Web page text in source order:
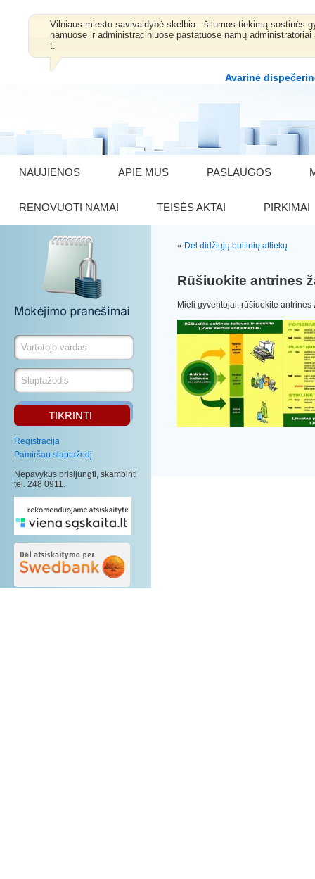
Vilniaus miesto savivaldybė skelbia - šilumos tiekimą sostinės
namuose ir administraciniuose pastatuose namų
t.
Avarinė
NAUJIENOS APIE MUS PASLAUGOS
RENOVUOTI NAMAI TEISĖS AKTAI PIRKIMAI
Registracija
Pamiršau slaptažodį
Nepavykus prisijungti, skambinti
tel. 248 0911.
« Dėl didžiųjų buitinių atliekų
Rūšiuokite antrines
Mieli gyventojai, rūšiuokite